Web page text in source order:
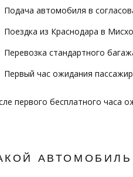
Подача автомобиля в
Поездка из Краснодара в
Перевозка стандартного
Первый час ожидания
первого бесплатного часа